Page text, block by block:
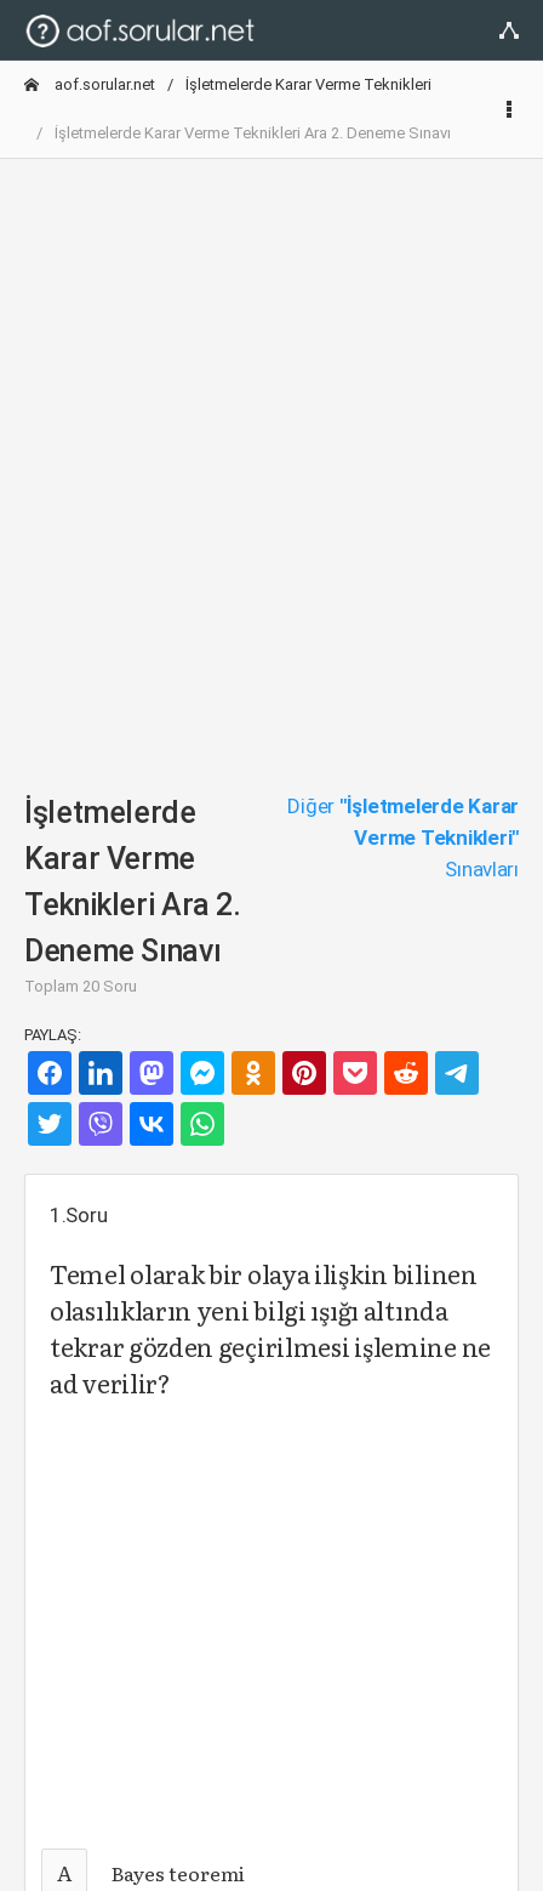
aof.sorular.net İşletmelerde Karar Verme Teknikleri
İşletmelerde Karar Verme Teknikleri Ara 2. Deneme Sınavı
İşletmelerde
Karar Verme
Teknikleri Ara 2.
Deneme Sınavı
Toplam 20 Soru
Diğer "İşletmelerde Karar
Verme Teknikleri"
Sınavları
PAYLAŞ:
1.Soru
Temel olarak bir olaya ilişkin bilinen
olasılıkların yeni bilgi ışığı altında
tekrar gözden geçirilmesi işlemine ne
ad verilir?
A Bayes teoremi